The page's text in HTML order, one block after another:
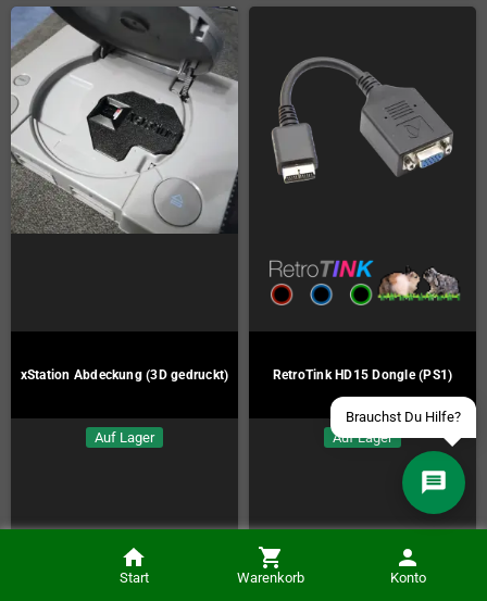
xStation Abdeckung (3D gedruckt)
Auf Lager
32,00 €
RetroTink HD15 Dongle (PS1)
Auf Lager
35,00 €
Start Warenkorb Konto
Discord Server beitreten
Schick uns eine eMail